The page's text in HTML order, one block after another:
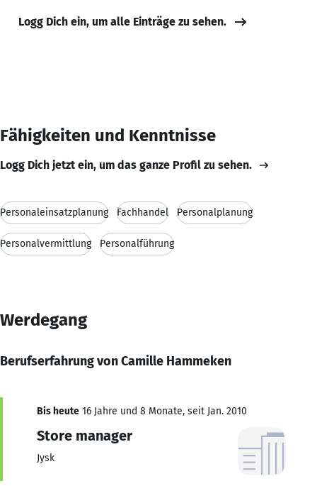
Logg Dich ein, um alle Einträge zu sehen.
Fähigkeiten und Kenntnisse
Logg Dich jetzt ein, um das ganze Profil zu sehen.
Personaleinsatzplanung Fachhandel Personalplanung
Personalvermittlung Personalführung
Werdegang
Berufserfahrung von Camille Hammeken
Bis heute 16 Jahre und 8 Monate, seit Jan. 2010
Store manager
Jysk